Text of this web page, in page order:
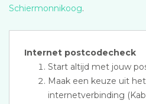
Schiermonnikoog.
Internet postcodecheck
Start altijd met jouw
Maak een keuze uit
internetverbinding